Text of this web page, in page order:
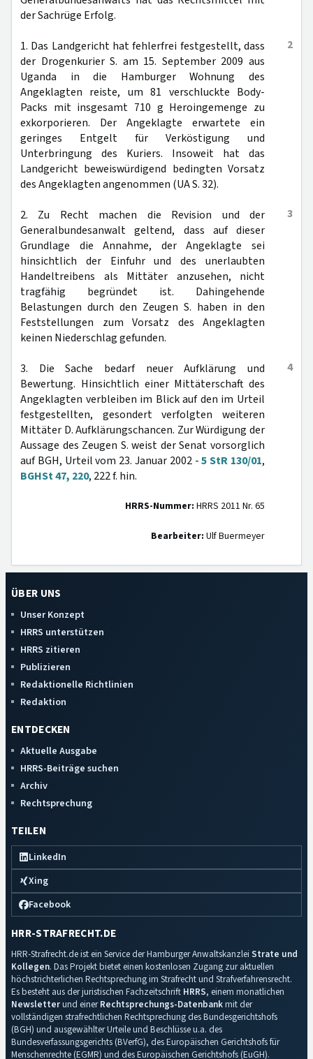
der Sachrüge Erfolg.
2
1. Das Landgericht hat fehlerfrei festgestellt, dass
der Drogenkurier S. am 15. September 2009 aus
Uganda in die Hamburger Wohnung des
Angeklagten reiste, um 81 verschluckte Body-
Packs mit insgesamt 710 g Heroingemenge zu
exkorporieren. Der Angeklagte erwartete ein
geringes Entgelt für Verköstigung und
Unterbringung des Kuriers. Insoweit hat das
Landgericht beweiswürdigend bedingten Vorsatz
des Angeklagten angenommen (UA S. 32).
3
2. Zu Recht machen die Revision und der
Generalbundesanwalt geltend, dass auf dieser
Grundlage die Annahme, der Angeklagte sei
hinsichtlich der Einfuhr und des unerlaubten
Handeltreibens als Mittäter anzusehen, nicht
tragfähig begründet ist. Dahingehende
Belastungen durch den Zeugen S. haben in den
Feststellungen zum Vorsatz des Angeklagten
keinen Niederschlag gefunden.
4
3. Die Sache bedarf neuer Aufklärung und
Bewertung. Hinsichtlich einer Mittäterschaft des
Angeklagten verbleiben im Blick auf den im Urteil
festgestellten, gesondert verfolgten weiteren
Mittäter D. Aufklärungschancen. Zur Würdigung der
Aussage des Zeugen S. weist der Senat vorsorglich
auf BGH, Urteil vom 23. Januar 2002 -5 StR 130/01,
BGHSt 47, 220, 222 f. hin.
HRRS-Nummer: HRRS 2011 Nr. 65
Bearbeiter: Ulf Buermeyer
ÜBER UNS
Unser Konzept
HRRS unterstützen
HRRS zitieren
Publizieren
Redaktionelle Richtlinien
Redaktion
ENTDECKEN
Aktuelle Ausgabe
HRRS-Beiträge suchen
Archiv
Rechtsprechung
TEILEN
LinkedIn
Xing
Facebook
HRR-STRAFRECHT.DE
HRR-Strafrecht.de ist ein Service der Hamburger Anwaltskanzlei Strate und
Kollegen. Das Projekt bietet einen kostenlosen Zugang zur aktuellen
höchstrichterlichen Rechtsprechung im Strafrecht und Strafverfahrensrecht.
Es besteht aus der juristischen Fachzeitschrift HRRS, einem monatlichen
Newsletterund einerRechtsprechungs-Datenbankmit der
vollständigen strafrechtlichen Rechtsprechung des Bundesgerichtshofs
(BGH) und ausgewählter Urteile und Beschlüsse u.a. des
Bundesverfassungsgerichts (BVerfG), des Europäischen Gerichtshofs für
Menschenrechte (EGMR) und des Europäischen Gerichtshofs (EuGH).